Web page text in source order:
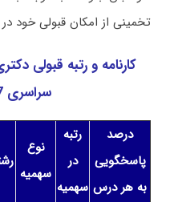
تخمینی از امکان قبولی خود
کارنامه و رتبه قبولی
سراسری 97 – 98
درصد
پاسخگویی
به هر درس
رتبه
در
سهمیه
نوع
سهمیه